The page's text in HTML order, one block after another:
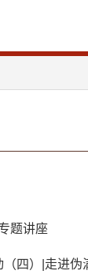
题讲座
（四）|走进伪